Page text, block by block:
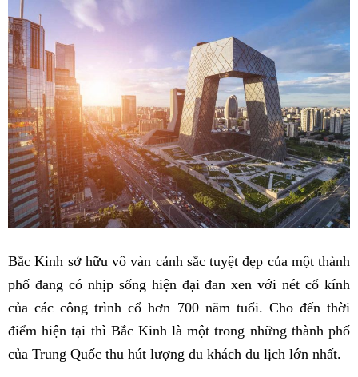
Bắc Kinh sở hữu vô vàn cảnh sắc tuyệt đẹp của một thành
phố đang có nhịp sống hiện đại đan xen với nét cổ kính
của các công trình cổ hơn 700 năm tuổi. Cho đến thời
điểm hiện tại thì Bắc Kinh là một trong những thành phố
của Trung Quốc thu hút lượng du khách du lịch lớn nhất.